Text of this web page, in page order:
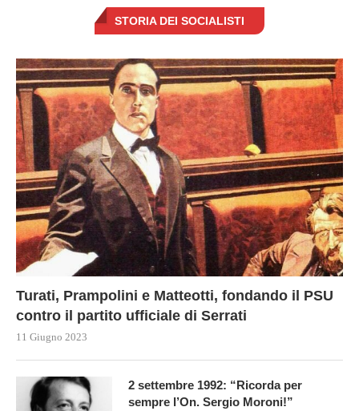
STORIA DEI SOCIALISTI
Turati, Prampolini e Matteotti, fondando il PSU
contro il partito ufficiale di Serrati
11 Giugno 2023
2 settembre 1992: “Ricorda per
sempre l’On. Sergio Moroni!”